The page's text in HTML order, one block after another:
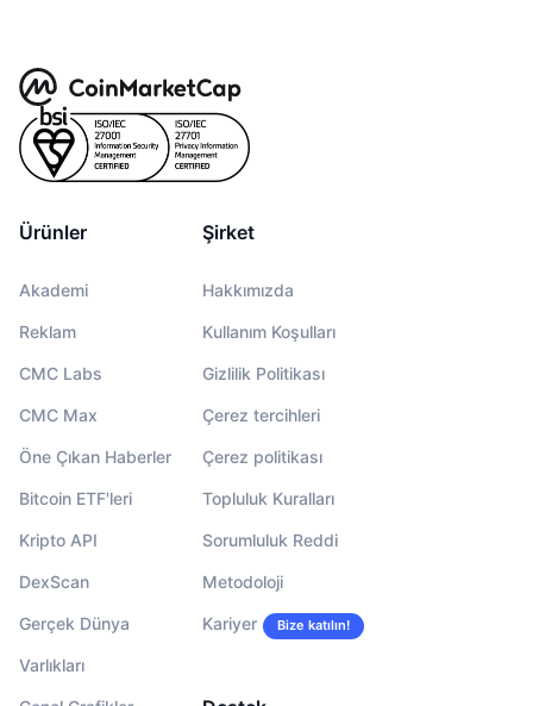
Ürünler
Akademi
Reklam
CMC Labs
CMC Max
Öne Çıkan Haberler
Bitcoin ETF'leri
Kripto API
DexScan
Gerçek Dünya
Varlıkları
Şirket
Hakkımızda
Kullanım Koşulları
Gizlilik Politikası
Çerez tercihleri
Çerez politikası
Topluluk Kuralları
Sorumluluk Reddi
Metodoloji
Kariyer Bize katılın!